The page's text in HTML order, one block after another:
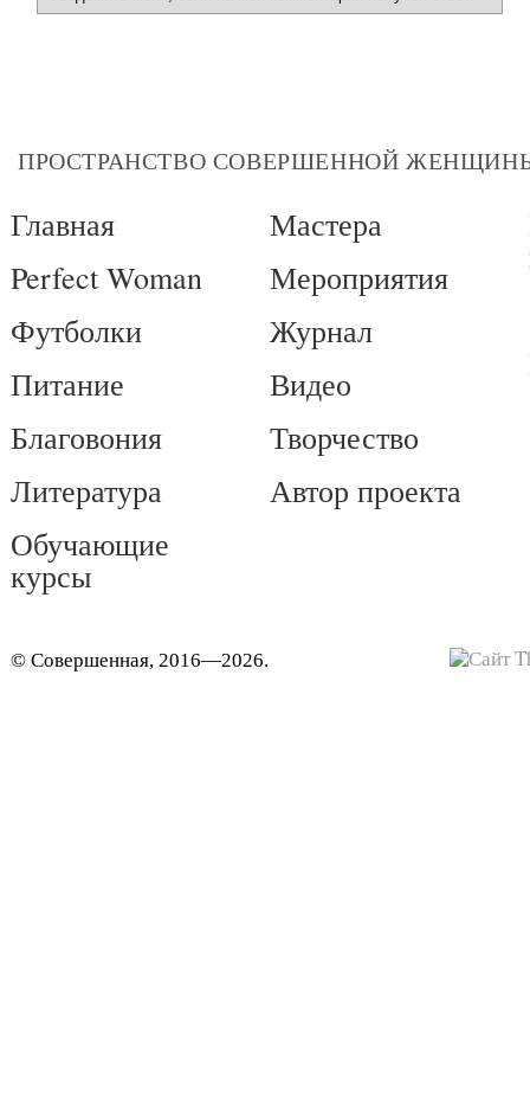
ПРОСТРАНСТВО СОВЕРШЕННОЙ
Главная
Perfect Woman
Футболки
Питание
Благовония
Литература
Обучающие
курсы
Мастера
Мероприятия
Журнал
Видео
Творчество
Автор проекта
© Совершенная, 2016—2026.